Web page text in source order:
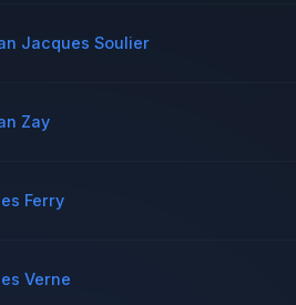
Jacques Soulier
Zay
Ferry
Verne